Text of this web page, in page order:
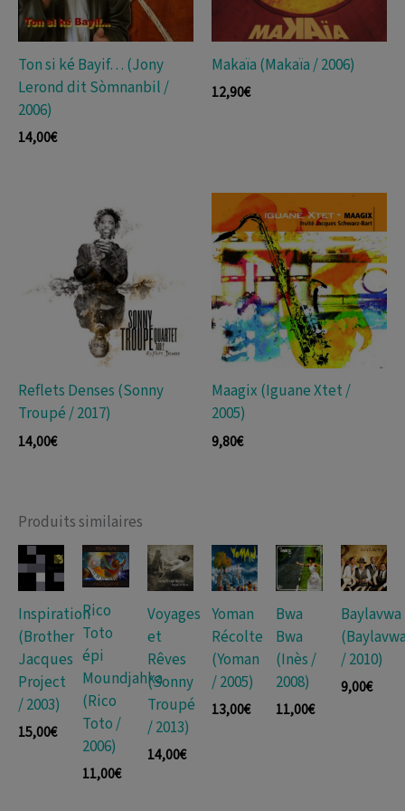
Ton si ké Bayif… (Jony
Lerond dit Sòmnanbil /
2006)
14,00€
Makaïa (Makaïa / 2006)
12,90€
Reflets Denses (Sonny
Troupé / 2017)
14,00€
Maagix (Iguane Xtet /
2005)
9,80€
Produits similaires
Inspiration
(Brother
Jacques
Project
/ 2003)
15,00€
Rico
Toto
épi
Moundjahka
(Rico
Toto /
2006)
11,00€
Voyages
et
Rêves
(Sonny
Troupé
/ 2013)
14,00€
Yoman
Récolte
(Yoman
/ 2005)
13,00€
Bwa
Bwa
(Inès /
2008)
11,00€
Baylavwa
/ 2010)
9,00€